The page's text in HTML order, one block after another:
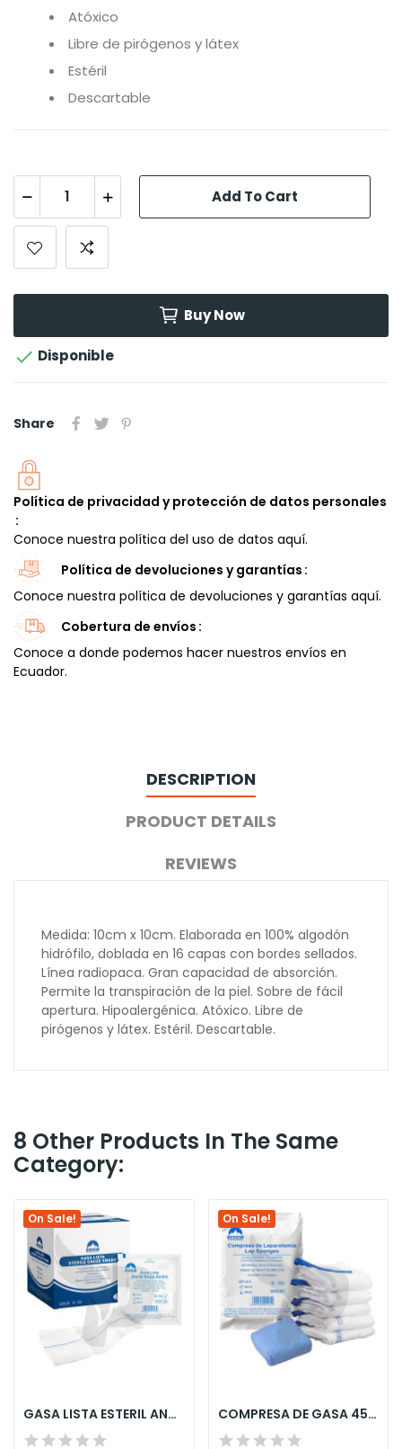
Atóxico
Libre de pirógenos y látex
Estéril
Descartable
Add To Cart
Buy Now
 Disponible
Share
Política de privacidad y protección de datos personales
Conoce nuestra política del uso de datos aquí.
Política de devoluciones y garantías
Conoce nuestra política de devoluciones y garantías aquí.
Cobertura de envíos
Conoce a donde podemos hacer nuestros envíos en
Ecuador.
DESCRIPTION
PRODUCT DETAILS
REVIEWS
Medida: 10cm x 10cm. Elaborada en 100% algodón
hidrófilo, doblada en 16 capas con bordes sellados.
Línea radiopaca. Gran capacidad de absorción.
Permite la transpiración de la piel. Sobre de fácil
apertura. Hipoalergénica. Atóxico. Libre de
pirógenos y látex. Estéril. Descartable.
8 Other Products In The Same
Category:
On Sale!
GASA LISTA ESTERIL ANDINO SOBRE INDIVIDUAL...
On Sale!
COMPRESA DE GASA 45X45 ESTERIL C/HILO RADIOPACO...